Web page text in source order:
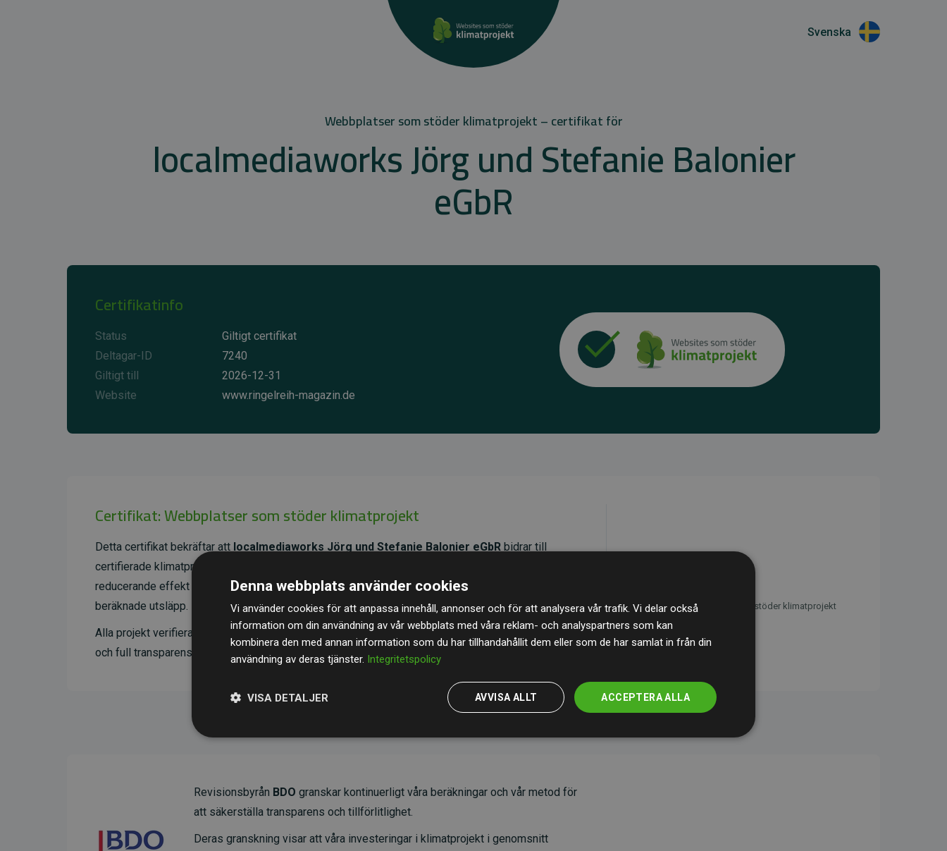
Svenska
Webbplatser som stöder klimatprojekt – certifikat för
localmediaworks Jörg und Stefanie Balonier
eGbR
Certifikatinfo
Status
Giltigt certifikat
Deltagar-ID
7240
Giltigt till
2026-12-31
Website
www.ringelreih-magazin.de
Certifikat: Webbplatser som stöder klimatprojekt
Detta certifikat bekräftar att localmediaworks Jörg und Stefanie Balonier eGbR bidrar till
certifierade klimatprojekt utanför den egna värdekedjan. Dessa projekt har en dokumenterad CO₂-
reducerande effekt som i genomsnitt motsvarar dubbelt så mycket CO₂ som webbplatsens
beräknade utsläpp.
Alla projekt verifieras genomGold Standard, vilket säkerställer hög kvalitet, faktisk klimatnytta
och full transparens. Du kan läsa mer om de specifika projekten
initiativet Webbplatser som stöder klimatprojekt
Revisionsbyrån BDO granskar kontinuerligt våra beräkningar och vår metod för
att säkerställa transparens och tillförlitlighet.
Deras granskning visar att våra investeringar i klimatprojekt i genomsnitt
Denna webbplats använder cookies
Vi använder cookies för att anpassa innehåll, annonser och för att analysera vår trafik. Vi delar också
information om din användning av vår webbplats med våra reklam- och analyspartners som kan
kombinera den med annan information som du har tillhandahållit dem eller som de har samlat in från din
användning av deras tjänster. Integritetspolicy
ACCEPTERA ALLA
AVVISA ALLT
VISA DETALJER